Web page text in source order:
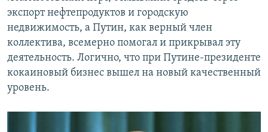
экспорт нефтепродуктов и городскую
недвижимость, а Путин, как верный член
коллектива, всемерно помогал и прикрывал эту
деятельность. Логично, что при Путине-президенте
кокаиновый бизнес вышел на новый качественный
уровень.